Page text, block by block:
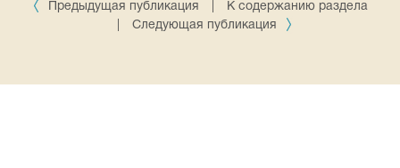
Предыдущая публикация
К содержанию раздела
Следующая публикация